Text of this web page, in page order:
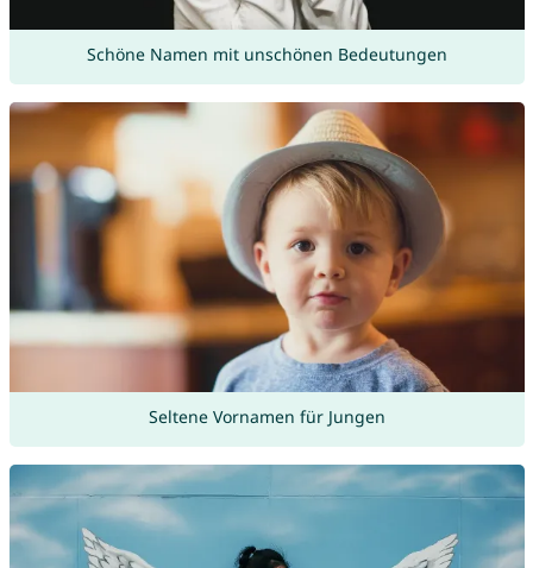
Schöne Namen mit unschönen Bedeutungen
Seltene Vornamen für Jungen